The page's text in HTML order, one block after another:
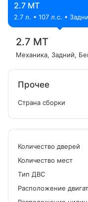
2.7 MT
2.7 л. • 107 л.с. •
2.7 MT
Механика, Задний,
Прочее
Страна сборки
Количество дверей
Количество мест
Tип ДВС
Расположение